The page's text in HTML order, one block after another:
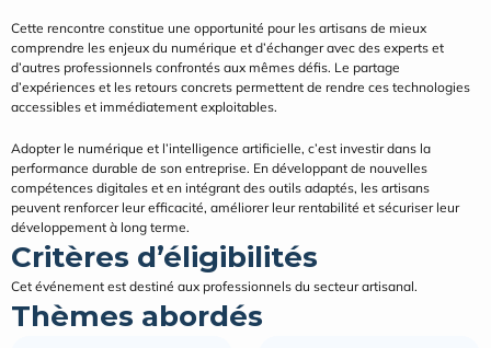
Cette rencontre constitue une opportunité pour les artisans de mieux
comprendre les enjeux du numérique et d’échanger avec des experts et
d’autres professionnels confrontés aux mêmes défis. Le partage
d’expériences et les retours concrets permettent de rendre ces technologies
accessibles et immédiatement exploitables.
Adopter le numérique et l’intelligence artificielle, c’est investir dans la
performance durable de son entreprise. En développant de nouvelles
compétences digitales et en intégrant des outils adaptés, les artisans
peuvent renforcer leur efficacité, améliorer leur rentabilité et sécuriser leur
développement à long terme.
Critères d’éligibilités
Cet événement est destiné aux professionnels du secteur artisanal.
Thèmes abordés